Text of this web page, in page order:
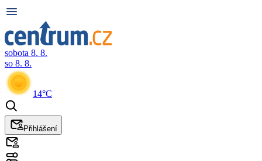
sobota 8. 8.
so 8. 8.
14°C
Přihlášení